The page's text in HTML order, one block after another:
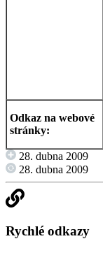
Odkaz na webové
stránky:
28. dubna 2009
28. dubna 2009
Rychlé odkazy